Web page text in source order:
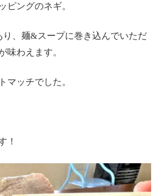
ピングのネギ。
、麺&スープに巻き込んでいただ
味わえます。
マッチでした。
！